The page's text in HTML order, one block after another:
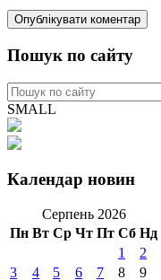
Пошук по сайту
SMALL
Календар новин
Серпень 2026
Пн Вт Ср Чт Пт Сб Нд
1
2
3
4 5 6 7 8 9